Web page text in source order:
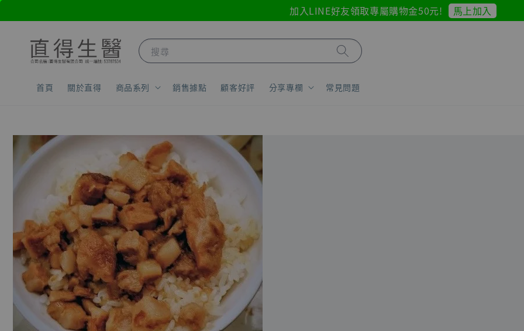
加入LINE好友領取專屬購物金50元! 馬上加入
搜尋
首頁 關於直得 商品系列 銷售據點 顧客好評 分享專欄 常見問題